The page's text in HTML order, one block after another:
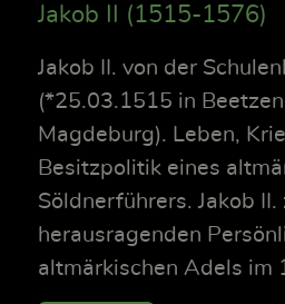
Jakob II (1515-1576)
Jakob II. von der
(*25.03.1515 in
Magdeburg). Leben,
Besitzpolitik eines
Söldnerführers. Jakob II.
herausragenden
altmärkischen Adels im